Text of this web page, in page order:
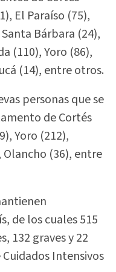
El Paraíso (75),
Bárbara (24),
(110), Yoro (86),
(14), entre otros.
personas que se
de Cortés
Yoro (212),
Olancho (36), entre
de los cuales 515
132 graves y 22
Intensivos